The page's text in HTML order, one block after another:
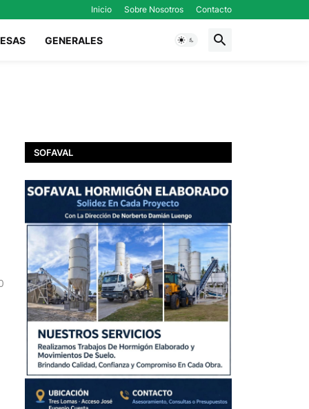
Inicio Sobre Nosotros Contacto
GENERALES
SOFAVAL